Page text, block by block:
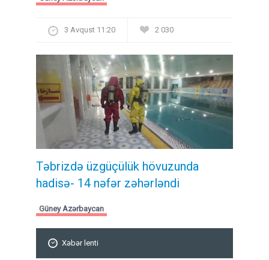
3 Avqust 11:20 2 030
Təbrizdə üzgüçülük hövuzunda
hadisə- 14 nəfər zəhərləndi
Güney Azərbaycan
Xəbər lenti